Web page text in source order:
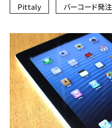
Pittaly バーコード発注